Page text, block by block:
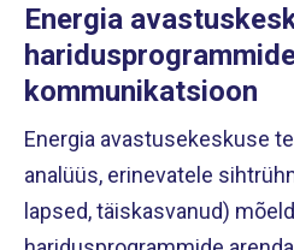
Energia
kommunikatsioon
Energia avastusekeskuse
analüüs, erinevatele
lapsed, täiskasvanud)